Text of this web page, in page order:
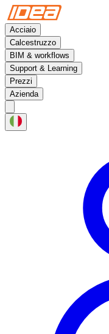
Acciaio
Calcestruzzo
BIM & workflows
Support & Learning
Prezzi
Azienda